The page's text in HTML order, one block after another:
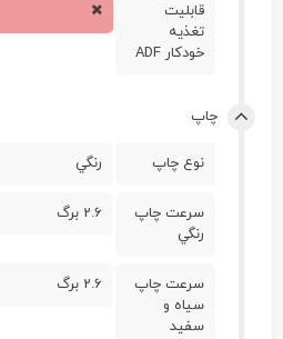
قابليت
تغذيه
خودکار ADF
چاپ
نوع چاپ رنگي
سرعت چاپ
رنگي
2.6 برگ
سرعت چاپ
سياه و
سفيد
2.6 برگ